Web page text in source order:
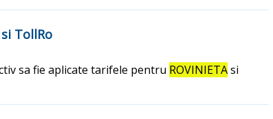
TollRo
sa fie aplicate tarifele pentru ROVINIETAsi